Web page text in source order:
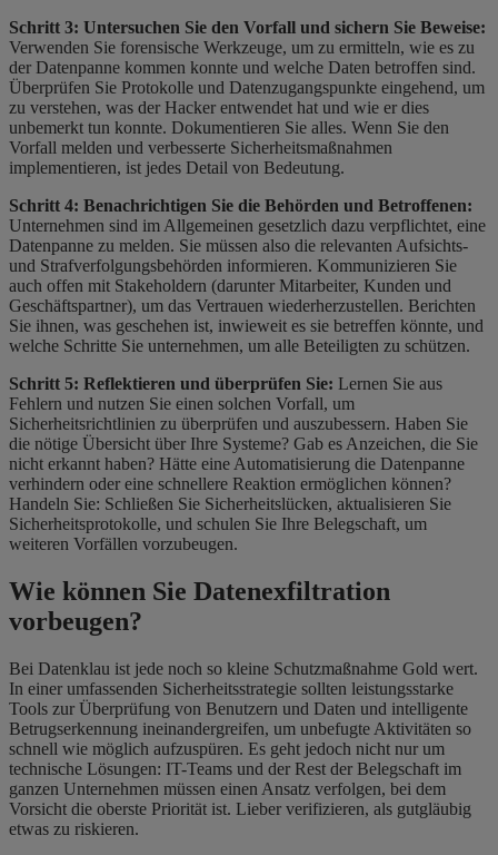
Schritt 3: Untersuchen Sie den Vorfall und sichern Sie Beweise:
Verwenden Sie forensische Werkzeuge, um zu ermitteln, wie es zu
der Datenpanne kommen konnte und welche Daten betroffen sind.
Überprüfen Sie Protokolle und Datenzugangspunkte eingehend, um
zu verstehen, was der Hacker entwendet hat und wie er dies
unbemerkt tun konnte. Dokumentieren Sie alles. Wenn Sie den
Vorfall melden und verbesserte Sicherheitsmaßnahmen
implementieren, ist jedes Detail von Bedeutung.
Schritt 4: Benachrichtigen Sie die Behörden und Betroffenen:
Unternehmen sind im Allgemeinen gesetzlich dazu verpflichtet, eine
Datenpanne zu melden. Sie müssen also die relevanten Aufsichts-
und Strafverfolgungsbehörden informieren. Kommunizieren Sie
auch offen mit Stakeholdern (darunter Mitarbeiter, Kunden und
Geschäftspartner), um das Vertrauen wiederherzustellen. Berichten
Sie ihnen, was geschehen ist, inwieweit es sie betreffen könnte, und
welche Schritte Sie unternehmen, um alle Beteiligten zu schützen.
Schritt 5: Reflektieren und überprüfen Sie: Lernen Sie aus
Fehlern und nutzen Sie einen solchen Vorfall, um
Sicherheitsrichtlinien zu überprüfen und auszubessern. Haben Sie
die nötige Übersicht über Ihre Systeme? Gab es Anzeichen, die Sie
nicht erkannt haben? Hätte eine Automatisierung die Datenpanne
verhindern oder eine schnellere Reaktion ermöglichen können?
Handeln Sie: Schließen Sie Sicherheitslücken, aktualisieren Sie
Sicherheitsprotokolle, und schulen Sie Ihre Belegschaft, um
weiteren Vorfällen vorzubeugen.
Wie können Sie Datenexfiltration
vorbeugen?
Bei Datenklau ist jede noch so kleine Schutzmaßnahme Gold wert.
In einer umfassenden Sicherheitsstrategie sollten leistungsstarke
Tools zur Überprüfung von Benutzern und Daten und intelligente
Betrugserkennung ineinandergreifen, um unbefugte Aktivitäten so
schnell wie möglich aufzuspüren. Es geht jedoch nicht nur um
technische Lösungen: IT-Teams und der Rest der Belegschaft im
ganzen Unternehmen müssen einen Ansatz verfolgen, bei dem
Vorsicht die oberste Priorität ist. Lieber verifizieren, als gutgläubig
etwas zu riskieren.